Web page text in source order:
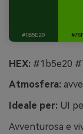
HEX: #1b5e20
Atmosfera:
Ideale per: UI
Avventurosa e